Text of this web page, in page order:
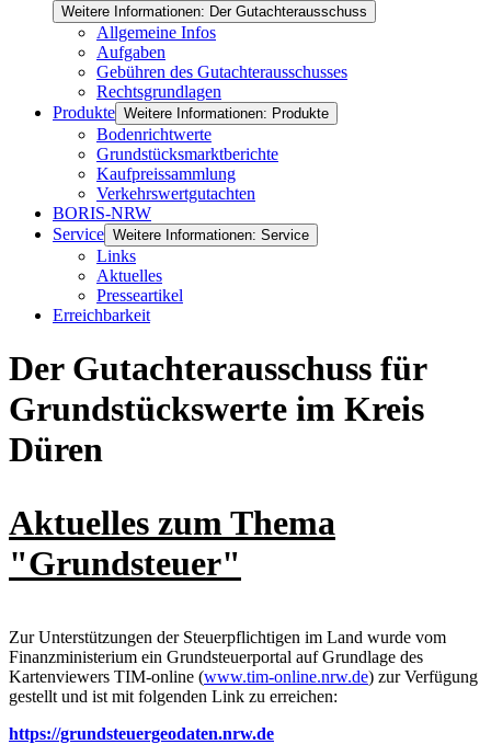
Weitere Informationen: Der Gutachterausschuss
Allgemeine Infos
Aufgaben
Gebühren des Gutachterausschusses
Rechtsgrundlagen
Produkte Weitere Informationen: Produkte
Bodenrichtwerte
Grundstücksmarktberichte
Kaufpreissammlung
Verkehrswertgutachten
BORIS-NRW
Service Weitere Informationen: Service
Links
Aktuelles
Presseartikel
Erreichbarkeit
Der Gutachterausschuss für
Grundstückswerte im Kreis
Düren
Aktuelles zum Thema
"Grundsteuer"
Zur Unterstützungen der Steuerpflichtigen im Land wurde vom
Finanzministerium ein Grundsteuerportal auf Grundlage des
Kartenviewers TIM-online (www.tim-online.nrw.de) zur Verfügung
gestellt und ist mit folgenden Link zu erreichen:
https://grundsteuergeodaten.nrw.de